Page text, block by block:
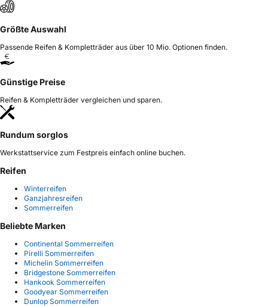
Größte Auswahl
Passende Reifen & Kompletträder aus über 10 Mio. Optionen finden.
Günstige Preise
Reifen & Kompletträder vergleichen und sparen.
Rundum sorglos
Werkstattservice zum Festpreis einfach online buchen.
Reifen
Winterreifen
Ganzjahresreifen
Sommerreifen
Beliebte Marken
Continental Sommerreifen
Pirelli Sommerreifen
Michelin Sommerreifen
Bridgestone Sommerreifen
Hankook Sommerreifen
Goodyear Sommerreifen
Dunlop Sommerreifen